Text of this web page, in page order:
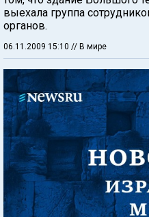
выехала группа
органов.
06.11.2009 15:10 // В мире